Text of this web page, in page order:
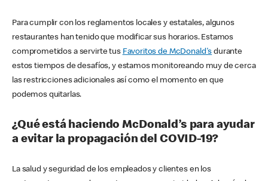
Para cumplir con los reglamentos locales y estatales, algunos
restaurantes han tenido que modificar sus horarios. Estamos
comprometidos a servirte tus Favoritos de McDonald's durante
estos tiempos de desafíos, y estamos monitoreando muy de cerca
las restricciones adicionales así como el momento en que
podemos quitarlas.
¿Qué está haciendo McDonald’s para ayudar
a evitar la propagación del COVID-19?
La salud y seguridad de los empleados y clientes en los